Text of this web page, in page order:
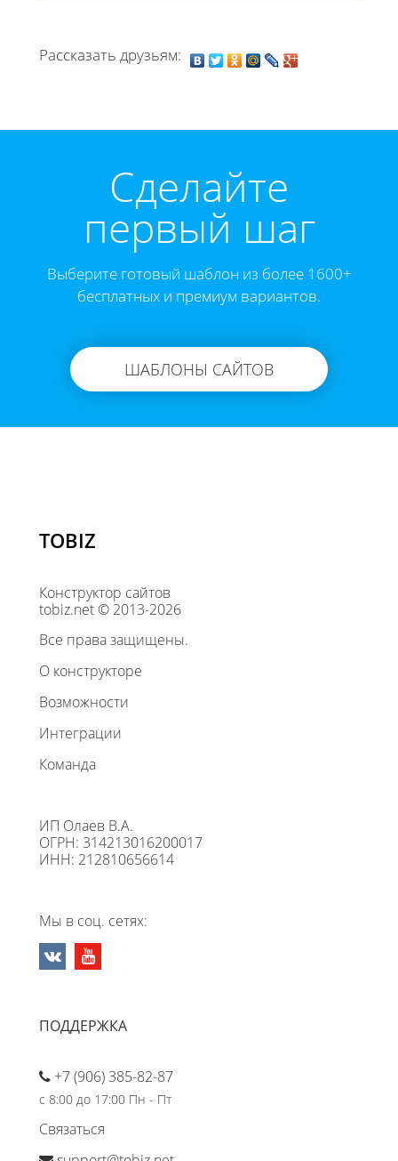
Рассказать друзьям:
Cделайте
первый шаг
Выберите готовый шаблон из более 1600+
бесплатных и премиум вариантов.
ШАБЛОНЫ САЙТОВ
TOBIZ
Конструктор сайтов
tobiz.net © 2013-2026
Все права защищены.
О конструкторе
Возможности
Интеграции
Команда
ИП Олаев В.А.
ОГРН: 314213016200017
ИНН: 212810656614
Мы в соц. сетях:
ПОДДЕРЖКА
+7 (906) 385-82-87
с 8:00 до 17:00 Пн - Пт
Связаться